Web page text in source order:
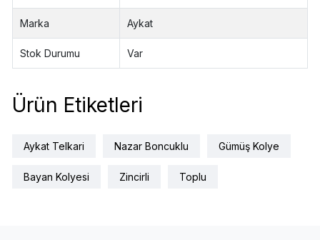
Marka Aykat
Stok Durumu Var
Ürün Etiketleri
Aykat Telkari Nazar Boncuklu Gümüş Kolye
Bayan Kolyesi Zincirli Toplu